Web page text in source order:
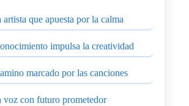
artista que apuesta por la calma
impulsa la creatividad
marcado por las canciones
voz con futuro prometedor